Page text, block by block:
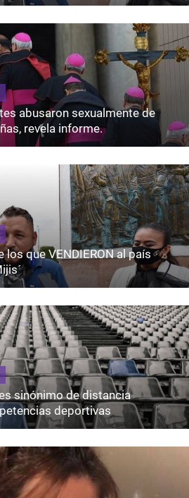
abusaron sexualmente de
revela informe.
los que VENDIERON al país
sinónimo de distancia
deportivas